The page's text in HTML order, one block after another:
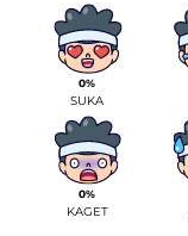
0%
SUKA
0%
KAGET